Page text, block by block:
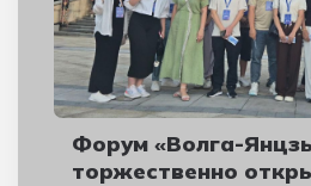
Форум «Волга-
торжественно